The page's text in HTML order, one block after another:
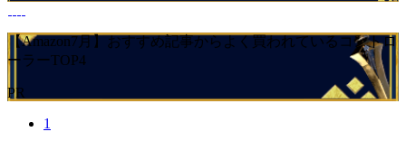
【Amazon7月】おすすめ記事からよく買われているコントロ
ーラーTOP4
PR
1